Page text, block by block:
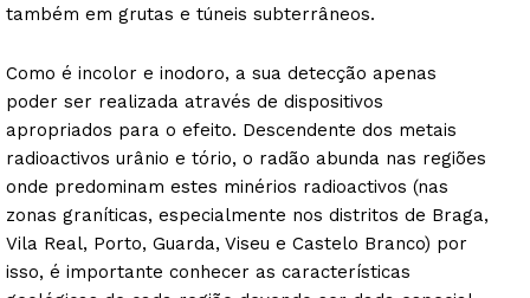
também em grutas e túneis subterrâneos.
Como é incolor e inodoro, a sua detecção apenas
poder ser realizada através de dispositivos
apropriados para o efeito. Descendente dos metais
radioactivos urânio e tório, o radão abunda nas regiões
onde predominam estes minérios radioactivos (nas
zonas graníticas, especialmente nos distritos de Braga,
Vila Real, Porto, Guarda, Viseu e Castelo Branco) por
isso, é importante conhecer as características